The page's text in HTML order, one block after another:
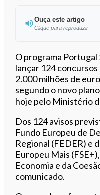
Ouça este artigo
Clique para reproduzir
Ouvir
O programa Portugal
lançar 124
2.000 milhões de
segundo o novo
hoje pelo Ministério
Dos 124 avisos
Fundo Europeu de
Regional (FEDER) e
Europeu Mais
Economia e da
comunicado.